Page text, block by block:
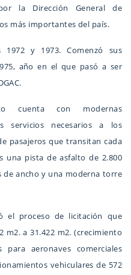
la Dirección General de
más importantes del país.
y 1973. Comenzó sus
año en el que pasó a ser
cuenta con modernas
servicios necesarios a los
pasajeros que transitan cada
una pista de asfalto de 2.800
ancho y una moderna torre
el proceso de licitación que
m2. a 31.422 m2. (crecimiento
para aeronaves comerciales
vehiculares de 572